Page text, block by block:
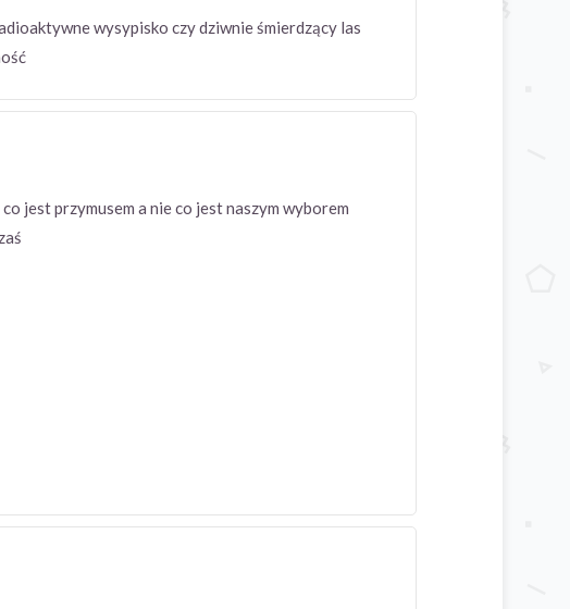
wysypisko czy dziwnie śmierdzący las
jest przymusem a nie co jest naszym wyborem
..zaś